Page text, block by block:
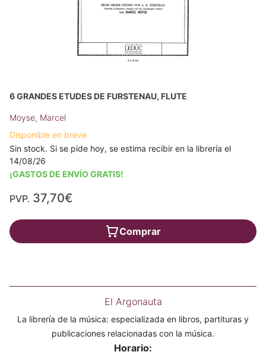
6 GRANDES ETUDES DE FURSTENAU, FLUTE
Moyse, Marcel
Disponible en breve
Sin stock. Si se pide hoy, se estima recibir en la librería el
14/08/26
¡GASTOS DE ENVÍO GRATIS!
PVP. 37,70€
Comprar
El Argonauta
La librería de la música: especializada en libros, partituras y
publicaciones relacionadas con la música.
Horario: